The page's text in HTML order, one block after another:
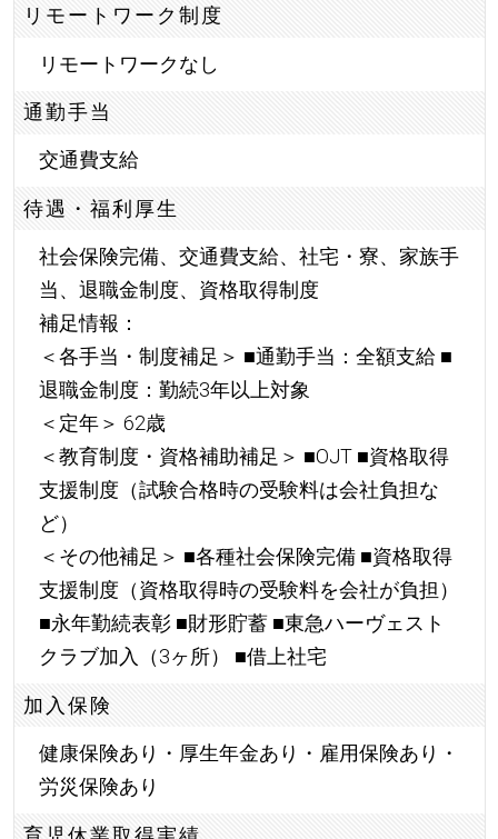
リモートワーク制度
リモートワークなし
通勤手当
交通費支給
待遇・福利厚生
社会保険完備、交通費支給、社宅・寮、家族手
当、退職金制度、資格取得制度
補足情報：
＜各手当・制度補足＞ ■通勤手当：全額支給 ■
退職金制度：勤続3年以上対象
＜定年＞ 62歳
＜教育制度・資格補助補足＞ ■OJT ■資格取得
支援制度（試験合格時の受験料は会社負担な
ど）
＜その他補足＞ ■各種社会保険完備 ■資格取得
支援制度（資格取得時の受験料を会社が負担）
■永年勤続表彰 ■財形貯蓄 ■東急ハーヴェスト
クラブ加入（3ヶ所） ■借上社宅
加入保険
健康保険あり・厚生年金あり・雇用保険あり・
労災保険あり